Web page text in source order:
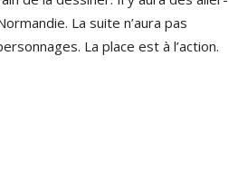
La suite n’aura pas
La place est à l’action.